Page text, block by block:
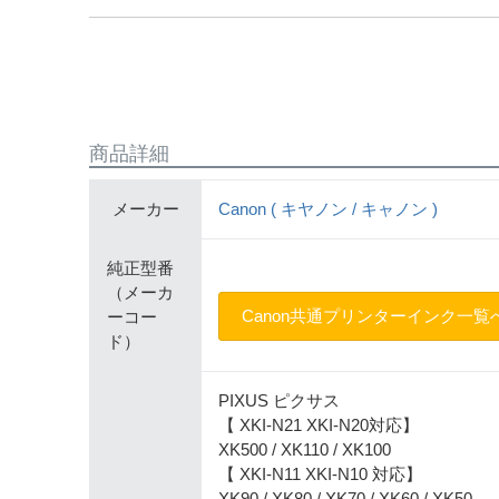
商品詳細
メーカー Canon ( キヤノン / キャノン )
純正型番
（メーカ
ーコー
ド）
Canon共通プリンターインク一覧
PIXUS ピクサス
【 XKI-N21 XKI-N20対応】
XK500 / XK110 / XK100
【 XKI-N11 XKI-N10 対応】